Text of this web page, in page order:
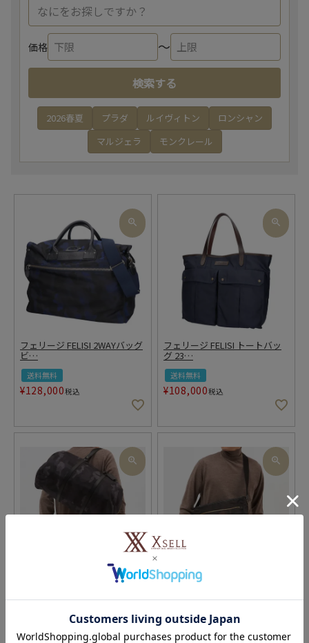
価格 〜
検索する
2026春夏 プラダ ルイヴィトン
ロンシャン
マルジェラ
モンクレール
フェリージ FELISI 2WAYバッグ
ビ…
送料無料
¥128,000税込
フェリージ FELISI トートバッ
グ 23…
送料無料
¥108,000税込
フェリージ FELISI トートバッ 【17％OFF！】
バッグ…
送料無料
参考価格 ¥108,900